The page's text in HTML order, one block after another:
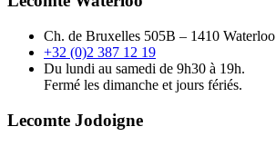
Ch. de Bruxelles 505B – 1410 Waterloo
+32 (0)2 387 12 19
Du lundi au samedi de 9h30 à 19h.
Fermé les dimanche et jours fériés.
Lecomte Jodoigne